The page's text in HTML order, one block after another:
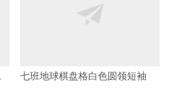
七班地球棋盘格白色圆领短袖